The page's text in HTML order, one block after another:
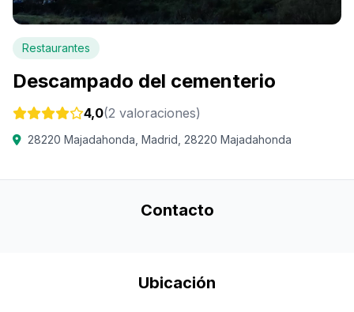
Restaurantes
Descampado del cementerio
4,0(2 valoraciones)
28220 Majadahonda, Madrid, 28220 Majadahonda
Contacto
Ubicación